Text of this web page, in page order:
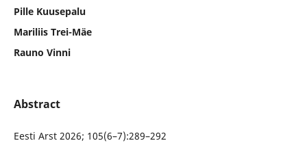
Pille Kuusepalu
Mariliis Trei-Mäe
Rauno Vinni
Abstract
Eesti Arst 2026; 105(6–7):289–292